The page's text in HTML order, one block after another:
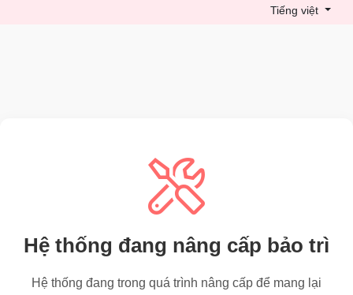
Tiếng việt
Hệ thống đang nâng cấp bảo trì
Hệ thống đang trong quá trình nâng cấp để mang lại